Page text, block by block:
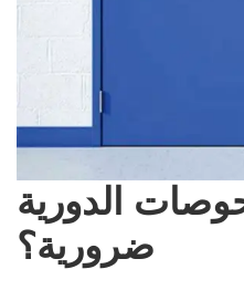
الدورية
ضرورية؟